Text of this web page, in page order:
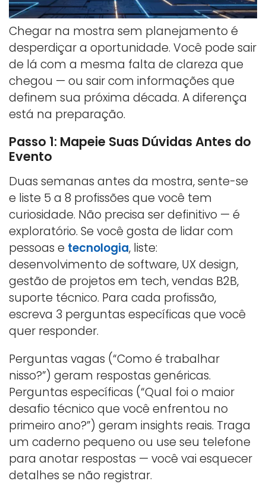
Chegar na mostra sem planejamento é
desperdiçar a oportunidade. Você pode sair
de lá com a mesma falta de clareza que
chegou — ou sair com informações que
definem sua próxima década. A diferença
está na preparação.
Passo 1: Mapeie Suas Dúvidas Antes do
Evento
Duas semanas antes da mostra, sente-se
e liste 5 a 8 profissões que você tem
curiosidade. Não precisa ser definitivo — é
exploratório. Se você gosta de lidar com
pessoas e tecnologia, liste:
desenvolvimento de software, UX design,
gestão de projetos em tech, vendas B2B,
suporte técnico. Para cada profissão,
escreva 3 perguntas específicas que você
quer responder.
Perguntas vagas (“Como é trabalhar
nisso?”) geram respostas genéricas.
Perguntas específicas (“Qual foi o maior
desafio técnico que você enfrentou no
primeiro ano?”) geram insights reais. Traga
um caderno pequeno ou use seu telefone
para anotar respostas — você vai esquecer
detalhes se não registrar.